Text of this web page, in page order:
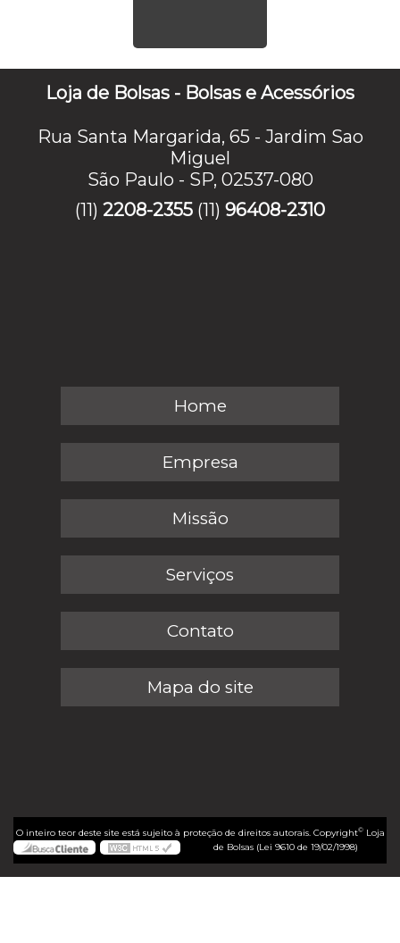
Loja de Bolsas - Bolsas e Acessórios
Rua Santa Margarida, 65 - Jardim Sao
Miguel
São Paulo - SP, 02537-080
(11) 2208-2355 (11) 96408-2310
Home
Empresa
Missão
Serviços
Contato
Mapa do site
O inteiro teor deste site está sujeito à proteção de direitos autorais. Copyright©Loja
de Bolsas (Lei 9610 de 19/02/1998)